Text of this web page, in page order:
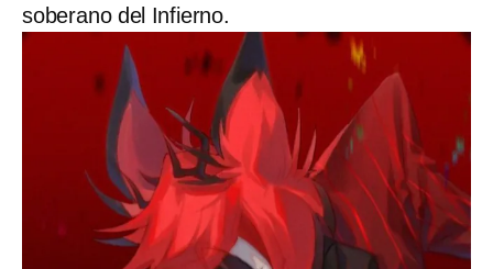
soberano del Infierno.